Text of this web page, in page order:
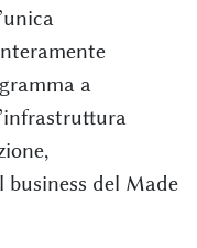
a
business del Made